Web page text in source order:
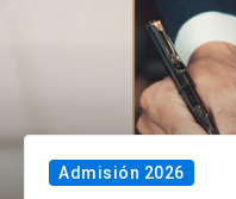
Admisión 2026